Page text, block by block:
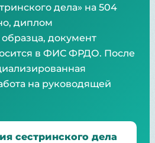
дела» на 504
диплом
образца, документ
в ФИС ФРДО. После
на руководящей
сестринского дела